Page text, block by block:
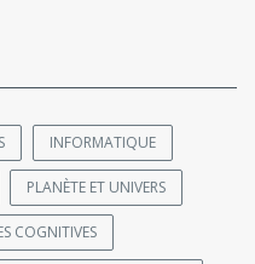
INFORMATIQUE
PLANÈTE ET UNIVERS
COGNITIVES